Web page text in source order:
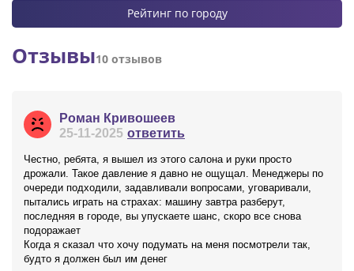
Рейтинг по городу
Отзывы10 отзывов
Роман Кривошеев
25-11-2025 ответить
Честно, ребята, я вышел из этого салона и руки просто
дрожали. Такое давление я давно не ощущал. Менеджеры по
очереди подходили, задавливали вопросами, уговаривали,
пытались играть на страхах: машину завтра разберут,
последняя в городе, вы упускаете шанс, скоро все снова
подоражает
Когда я сказал что хочу подумать на меня посмотрели так,
будто я должен был им денег